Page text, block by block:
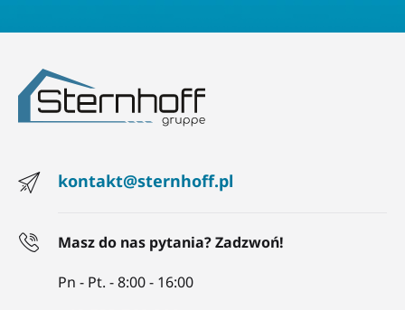
kontakt@sternhoff.pl
Masz do nas pytania? Zadzwoń!
Pn - Pt. - 8:00 - 16:00